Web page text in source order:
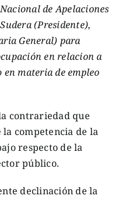
de Apelaciones
(Presidente),
General) para
en relacion a
materia de empleo
contrariedad que
competencia de la
respecto de la
público.
declinación de la